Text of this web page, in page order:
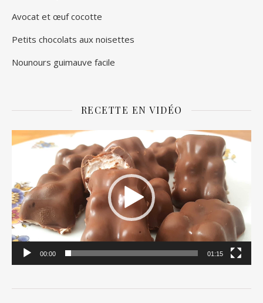
Avocat et œuf cocotte
Petits chocolats aux noisettes
Nounours guimauve facile
RECETTE EN VIDÉO
Lecteur
vidéo
00:00 01:15